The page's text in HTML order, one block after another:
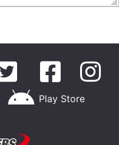
Play Store